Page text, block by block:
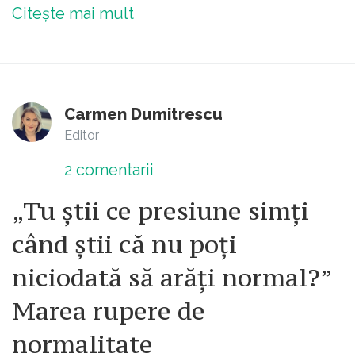
Citește mai mult
Carmen Dumitrescu
Editor
2 comentarii
„Tu știi ce presiune simți
când știi că nu poți
niciodată să arăți normal?”
Marea rupere de
normalitate